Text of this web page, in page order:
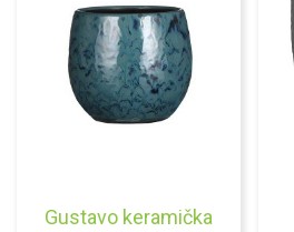
Gustavo keramička